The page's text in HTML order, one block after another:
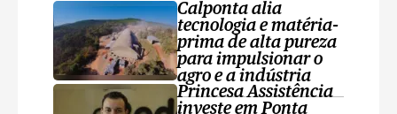
Calponta alia
tecnologia e matéria-
prima de alta pureza
para impulsionar o
agro e a indústria
Princesa Assistência
investe em Ponta